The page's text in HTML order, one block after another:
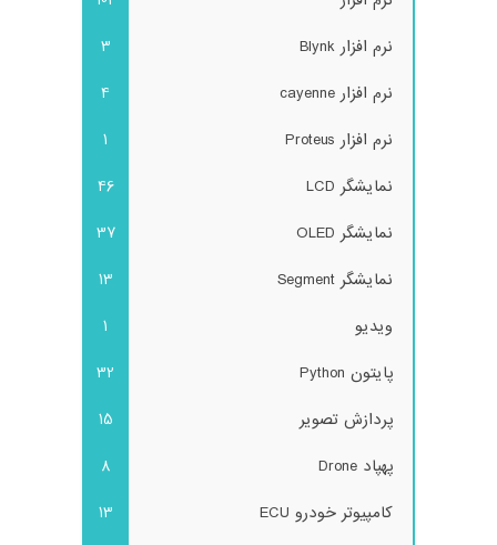
نرم افزار Blynk
3
نرم افزار cayenne
4
نرم افزار Proteus
1
نمایشگر LCD
46
نمایشگر OLED
37
نمایشگر Segment
13
ویدیو
1
پایتون Python
32
پردازش تصویر
15
پهپاد Drone
8
کامپیوتر خودرو ECU
13